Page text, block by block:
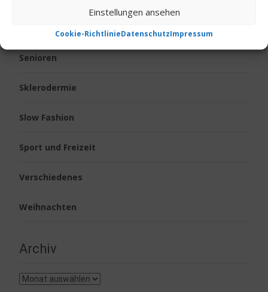
Einstellungen ansehen
Cookie-RichtlinieDatenschutzImpressum
Senioren
Sklerodermie
Slow Fashion
Sport und Freizeit
Verschiedenes
Weihnachten
Archiv
Archiv